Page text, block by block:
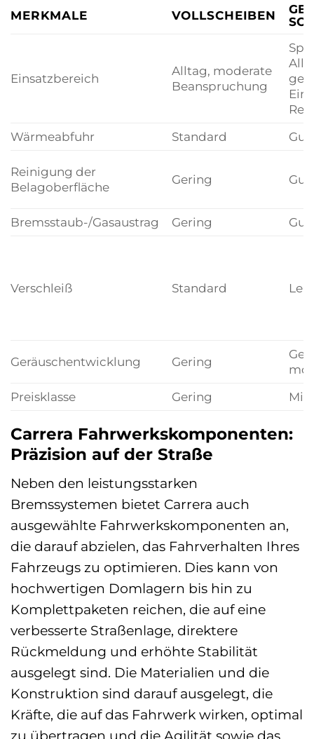
MERKMALE VOLLSCHEIBEN
Einsatzbereich
Alltag, moderate
Beanspruchung
Wärmeabfuhr
Standard Gut
Reinigung der
Belagoberfläche
Gering Gut
Bremsstaub-/Gasaustrag Gering Gut
Verschleiß Standard
Geräuschentwicklung Gering
Preisklasse
Gering
Carrera Fahrwerkskomponenten:
Präzision auf der Straße
Neben den leistungsstarken
Bremssystemen bietet Carrera auch
ausgewählte Fahrwerkskomponenten an,
die darauf abzielen, das Fahrverhalten Ihres
Fahrzeugs zu optimieren. Dies kann von
hochwertigen Domlagern bis hin zu
Komplettpaketen reichen, die auf eine
verbesserte Straßenlage, direktere
Rückmeldung und erhöhte Stabilität
ausgelegt sind. Die Materialien und die
Konstruktion sind darauf ausgelegt, die
Kräfte, die auf das Fahrwerk wirken, optimal